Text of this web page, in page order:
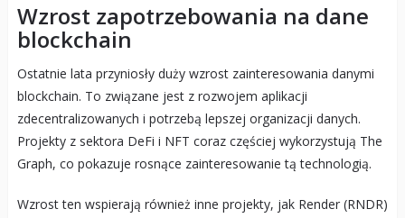
Wzrost zapotrzebowania na dane
blockchain
Ostatnie lata przyniosły duży wzrost zainteresowania danymi
blockchain. To związane jest z rozwojem aplikacji
zdecentralizowanych i potrzebą lepszej organizacji danych.
Projekty z sektora DeFi i NFT coraz częściej wykorzystują The
Graph, co pokazuje rosnące zainteresowanie tą technologią.
Wzrost ten wspierają również inne projekty, jak Render (RNDR)